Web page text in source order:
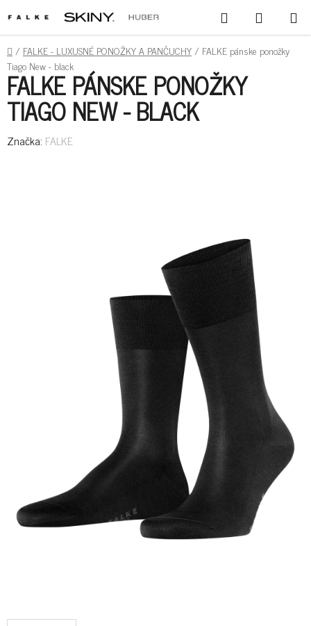
NA
OBSAH
HĽADAŤ
KOŠÍK
DOMOV
/ FALKE - LUXUSNÉ PONOŽKY A PANČUCHY/ FALKE pánske ponožky
Tiago New - black
FALKE PÁNSKE PONOŽKY
TIAGO NEW - BLACK
Značka: FALKE